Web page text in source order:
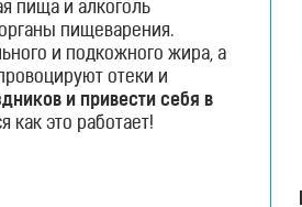
пища и алкоголь
пищеварения.
и подкожного жира, а
отеки и
и привести себя в
как это работает!